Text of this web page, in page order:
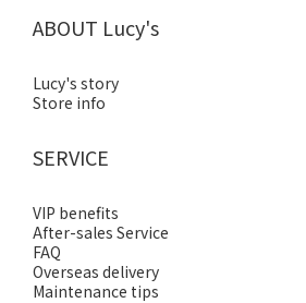
ABOUT Lucy's
Lucy's story
Store info
SERVICE
VIP benefits
After-sales Service
FAQ
Overseas delivery
Maintenance tips